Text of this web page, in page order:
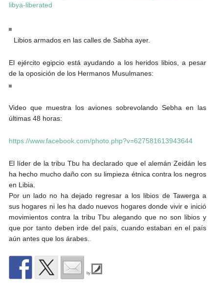
libya-liberated
Libios armados en las calles de Sabha ayer.
El ejército egipcio está ayudando a los heridos libios, a pesar
de la oposición de los Hermanos Musulmanes:
Video que muestra los aviones sobrevolando Sebha en las
últimas 48 horas:
https://www.facebook.com/photo.php?v=627581613943644
El líder de la tribu Tbu ha declarado que el alemán Zeidán les
ha hecho mucho daño con su limpieza étnica contra los negros
en Libia.
Por un lado no ha dejado regresar a los libios de Tawerga a
sus hogares ni les ha dado nuevos hogares donde vivir e inició
movimientos contra la tribu Tbu alegando que no son libios y
que por tanto deben irde del país, cuando estaban en el país
aún antes que los árabes.
by